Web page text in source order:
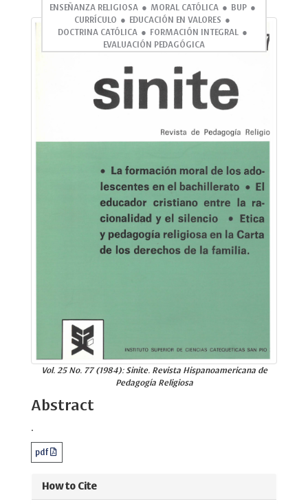
ENSEÑANZA RELIGIOSA
MORAL CATÓLICA
BUP
CURRÍCULO
EDUCACIÓN EN VALORES
DOCTRINA CATÓLICA
FORMACIÓN INTEGRAL
EVALUACIÓN PEDAGÓGICA
Vol. 25 No. 77 (1984): Sinite. Revista Hispanoamericana de
Pedagogía Religiosa
Abstract
.
pdf
How to Cite